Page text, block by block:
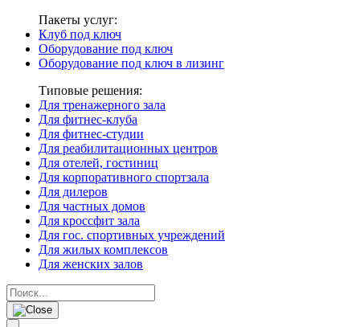
Пакеты услуг:
Клуб под ключ
Оборудование под ключ
Оборудование под ключ в лизинг
Типовые решения:
Для тренажерного зала
Для фитнес-клуба
Для фитнес-студии
Для реабилитационных центров
Для отелей, гостиниц
Для корпоративного спортзала
Для дилеров
Для частных домов
Для кроссфит зала
Для гос. спортивных учреждений
Для жилых комплексов
Для женских залов